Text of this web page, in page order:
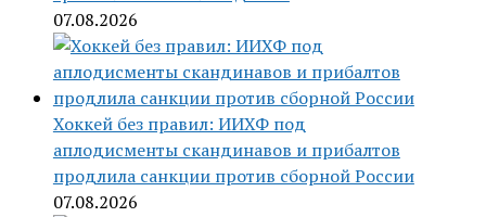
07.08.2026
Хоккей без правил: ИИХФ под
аплодисменты скандинавов и прибалтов
продлила санкции против сборной России
07.08.2026